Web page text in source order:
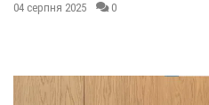
04 серпня 2025 0